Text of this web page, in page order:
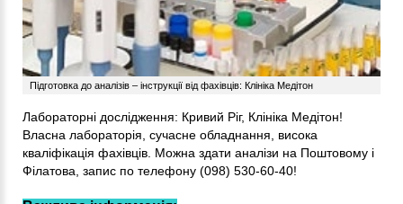
Підготовка до аналізів – інструкції від фахівців: Клініка Медітон
Лабораторні дослідження: Кривий Ріг, Клініка Медітон!
Власна лабораторія, сучасне обладнання, висока
кваліфікація фахівців. Можна здати аналізи на Поштовому і
Філатова, запис по телефону (098) 530-60-40!